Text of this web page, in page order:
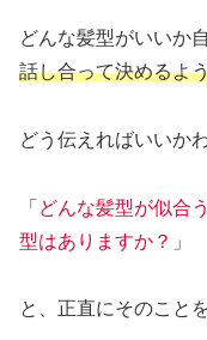
どんな髪型がいいか
話し合って決めるよ
どう伝えればいいか
「 どんな髪型が似合
型はありますか？ 」
と、正直にそのこと